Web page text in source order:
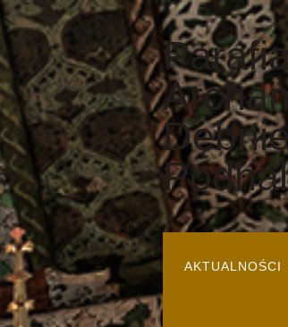
Dębnie
AKTUALNOŚCI